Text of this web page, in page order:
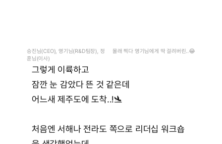
승진님(CEO), 영기님(R&D팀장), 정
훈님(이사)
몰래 찍다 영기님에게 딱 걸려버린..😂
그렇게 이륙하고
잠깐 눈 감았다 뜬 것 같은데
어느새 제주도에 도착..!🛬
처음엔 서해나 전라도 쪽으로 리더십 워크숍